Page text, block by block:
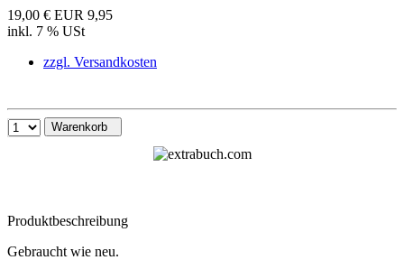
19,00 € EUR 9,95
inkl. 7 % USt
zzgl. Versandkosten
Warenkorb
Produktbeschreibung
Gebraucht wie neu.